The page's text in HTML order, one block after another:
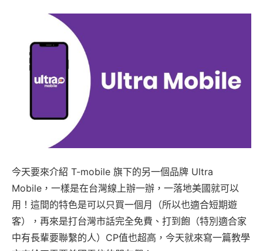
今天要來介紹 T-mobile 旗下的另一個品牌 Ultra
Mobile，一樣是在台灣線上辦一辦，一落地美國就可以
用！這間的特色是可以只買一個月（所以也適合短期遊
客），再來是打台灣市話完全免費、打到飽（特別適合家
中有長輩要聯繫的人）CP值也超高，今天就來寫一篇教學